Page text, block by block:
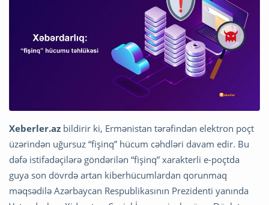
Xeberler.az bildirir ki, Ermənistan tərəfindən elektron poçt
üzərindən uğursuz “fişinq” hücum cəhdləri davam edir. Bu
dəfə istifadəçilərə göndərilən “fişinq” xarakterli e-poçtda
guya son dövrdə artan kiberhücumlardan qorunmaq
məqsədilə Azərbaycan Respublikasının Prezidenti yanında